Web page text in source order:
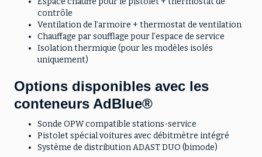
contrôle
Ventilation de l’armoire + thermostat de ventilation
Chauffage par soufflage pour l’espace de service
Isolation thermique (pour les modèles isolés
uniquement)
Options disponibles avec les
conteneurs AdBlue®
Sonde OPW compatible stations-service
Pistolet spécial voitures avec débitmètre intégré
Système de distribution ADAST DUO (bimode)